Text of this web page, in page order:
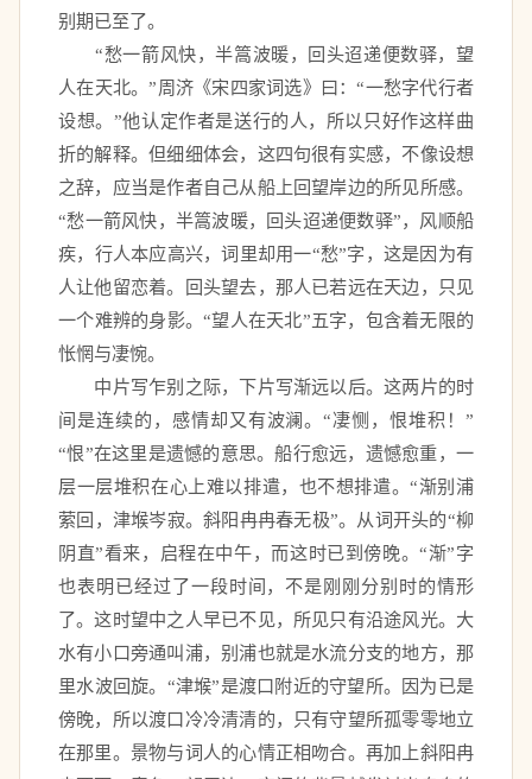
别期已至了。
“愁一箭风快，半篙波暖，回头迢递便数驿，望
人在天北。”周济《宋四家词选》曰：“一愁字代行者
设想。”他认定作者是送行的人，所以只好作这样曲
折的解释。但细细体会，这四句很有实感，不像设想
之辞，应当是作者自己从船上回望岸边的所见所感。
“愁一箭风快，半篙波暖，回头迢递便数驿”，风顺船
疾，行人本应高兴，词里却用一“愁”字，这是因为有
人让他留恋着。回头望去，那人已若远在天边，只见
一个难辨的身影。“望人在天北”五字，包含着无限的
怅惘与凄惋。
中片写乍别之际，下片写渐远以后。这两片的时
间是连续的，感情却又有波澜。“凄恻，恨堆积！”
“恨”在这里是遗憾的意思。船行愈远，遗憾愈重，一
层一层堆积在心上难以排遣，也不想排遣。“渐别浦
萦回，津堠岑寂。斜阳冉冉春无极”。从词开头的“柳
阴直”看来，启程在中午，而这时已到傍晚。“渐”字
也表明已经过了一段时间，不是刚刚分别时的情形
了。这时望中之人早已不见，所见只有沿途风光。大
水有小口旁通叫浦，别浦也就是水流分支的地方，那
里水波回旋。“津堠”是渡口附近的守望所。因为已是
傍晚，所以渡口冷冷清清的，只有守望所孤零零地立
在那里。景物与词人的心情正相吻合。再加上斜阳冉